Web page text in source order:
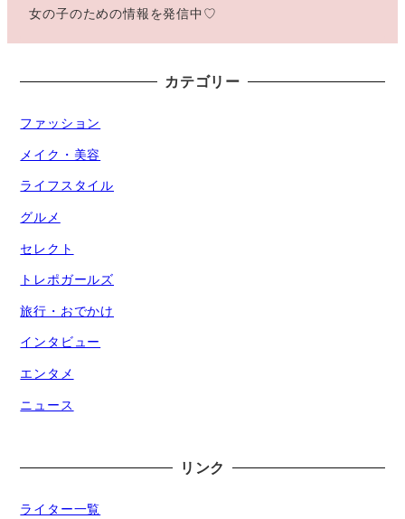
女の子のための情報を発信中♡
カテゴリー
ファッション
メイク・美容
ライフスタイル
グルメ
セレクト
トレポガールズ
旅行・おでかけ
インタビュー
エンタメ
ニュース
リンク
ライター一覧